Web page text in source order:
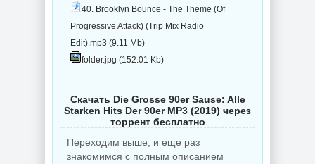
40. Brooklyn Bounce - The Theme (Of
Progressive Attack) (Trip Mix Radio
Edit).mp3 (9.11 Mb)
folder.jpg (152.01 Kb)
Скачать Die Grosse 90er Sause: Alle
Starken Hits Der 90er MP3 (2019) через
торрент бесплатно
Переходим выше, и еще раз
знакомимся с полным описанием